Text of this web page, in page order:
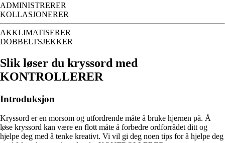
ADMINISTRERER
KOLLASJONERER
AKKLIMATISERER
DOBBELTSJEKKER
Slik løser du kryssord med
KONTROLLERER
Introduksjon
Kryssord er en morsom og utfordrende måte å bruke hjernen på. Å
løse kryssord kan være en flott måte å forbedre ordforrådet ditt og
hjelpe deg med å tenke kreativt. Vi vil gi deg noen tips for å hjelpe deg